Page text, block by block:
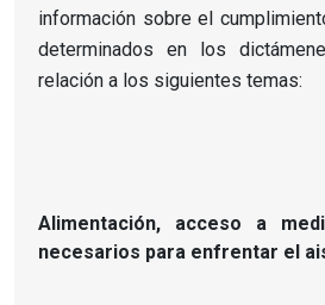
información sobre el
determinados en los
relación a los siguientes temas:
Alimentación, acceso a
necesarios para enfrentar el